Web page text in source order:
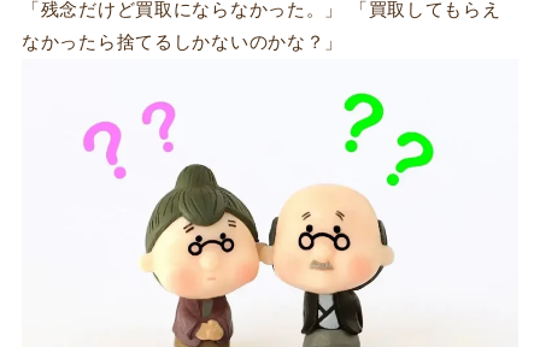
「残念だけど買取にならなかった。」 「買取してもらえ
なかったら捨てるしかないのかな？」